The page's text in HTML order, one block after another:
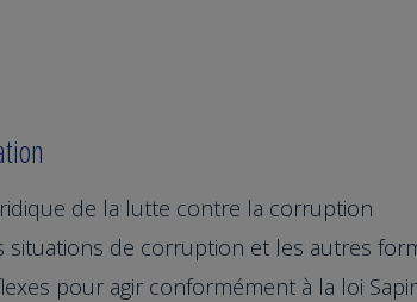
de la lutte contre la corruption
situations de corruption et les autres
pour agir conformément à la loi